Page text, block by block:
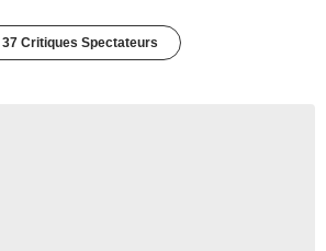
37 Critiques Spectateurs